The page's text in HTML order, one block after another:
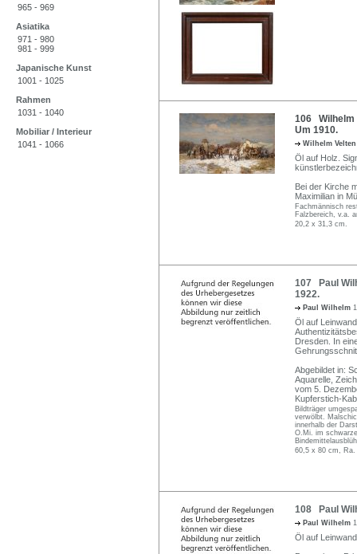
965 - 969
Asiatika
971 - 980
981 - 999
Japanische Kunst
1001 - 1025
Rahmen
1031 - 1040
Mobiliar / Interieur
1041 - 1066
106 Wilhelm
Um 1910.
Wilhelm
Öl auf Holz.
Bei der Kirche
Maximilian in
Fachmännisch
Falzbereich, v.a.
20,2 x 31,3 cm.
107 Paul
1922.
Paul Wilhelm
Öl auf
Dresden. In
Abgebildet in:
Aquarelle,
vom 5.
Kupferstich-
Bildträger
verwölbt.
innerhalb der
O.Mi. im
60,5 x 80 cm,
108 Paul
Paul Wilhelm
Öl auf